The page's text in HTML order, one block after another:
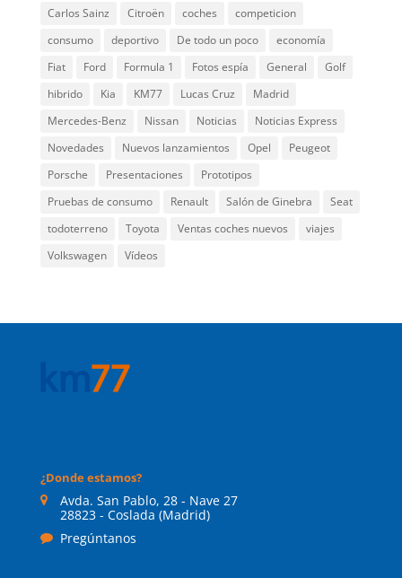
Carlos Sainz
Citroën coches
competicion
consumo
deportivo De todo un poco
economía
Fiat
Ford Formula 1 Fotos espía General
Golf
hibrido
Kia KM77 Lucas Cruz
Madrid
Mercedes-Benz
Nissan Noticias
Noticias Express
Novedades
Nuevos lanzamientos Opel
Peugeot
Porsche
Presentaciones
Prototipos
Pruebas de consumo
Renault Salón de Ginebra
Seat
todoterreno
Toyota Ventas coches nuevos
viajes
Volkswagen
Vídeos
¿Donde estamos?
Avda. San Pablo, 28 - Nave 27
28823 - Coslada (Madrid)
Pregúntanos